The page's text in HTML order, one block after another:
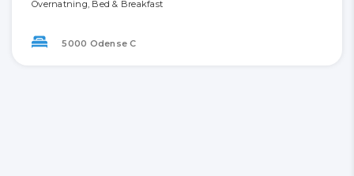
Overnatning, Bed & Breakfast
5000 Odense C